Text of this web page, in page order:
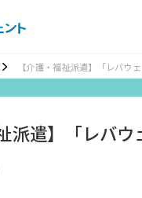
【介護・福祉派遣】「レバウ
遣」の特徴、評判・口コミを
派遣】「レバ